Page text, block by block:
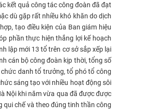
kết quả công tác công đoàn đã đạt
dù gặp rất nhiều khó khăn do dịch
tạo điều kiện của Ban giám hiệu
phần thực hiện thắng lợi kế hoạch
lập mới 13 tổ trên cơ sở sắp xếp lại
cán bộ công đoàn kịp thời, tổng số
danh tổ trưởng, tổ phó tổ công
sáng tạo với nhiều hoạt động sôi
Nội khi năm vừa qua đã được được
chế và theo đúng tinh thần công